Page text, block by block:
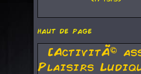
haut de page
[ActivitÃ©
Plaisirs